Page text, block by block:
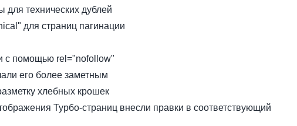
для технических дублей
для страниц пагинации
с помощью rel="nofollow"
его более заметным
хлебных крошек
Турбо-страниц внесли правки в соответствующий